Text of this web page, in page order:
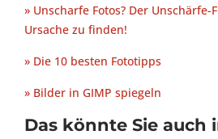
» Unscharfe Fotos? Der
Ursache zu finden!
» Die 10 besten Fototipps
» Bilder in GIMP spiegeln
Das könnte Sie auch